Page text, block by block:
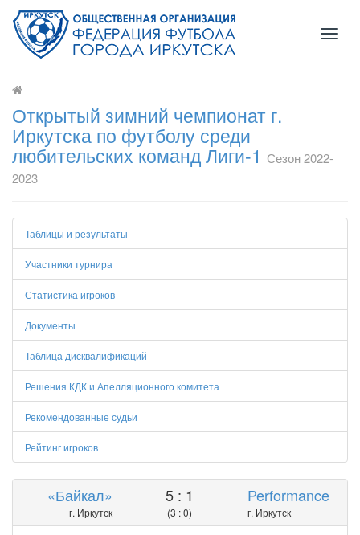
Открытый зимний чемпионат г.
Иркутска по футболу среди
любительских команд Лиги-1 Сезон 2022-
2023
Таблицы и результаты
Участники турнира
Статистика игроков
Документы
Таблица дисквалификаций
Решения КДК и Апелляционного комитета
Рекомендованные судьи
Рейтинг игроков
«Байкал»
г. Иркутск
5 : 1
(3 : 0)
Performance
г. Иркутск